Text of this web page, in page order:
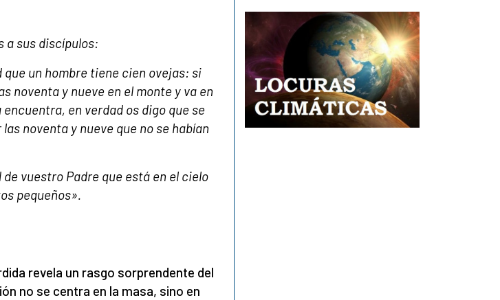
a sus discípulos:
que un hombre tiene cien ovejas: si
noventa y nueve en el monte y va en
encuentra, en verdad os digo que se
noventa y nueve que no se habían
vuestro Padre que está en el cielo
pequeños».
revela un rasgo sorprendente del
no se centra en la masa, sino en